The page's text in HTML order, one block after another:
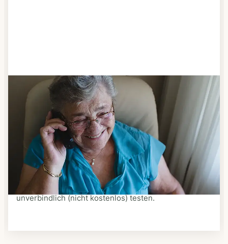
Schritt 3
Bestellen & liefern lassen
Suchen Sie sich aus dem Speiseplan Ihres Anbieters
aus, was Ihnen schmeckt. Bestellen Sie telefonisch,
schriftlich oder im Online-Shop Ihres Anbieters.
Ein Kurier liefert Ihnen das bestellte Essen zum
vereinbarten Zeitpunkt nach Hause. Bei vielen
Anbietern können Sie Essen auf Rädern auch
unverbindlich (nicht kostenlos) testen.